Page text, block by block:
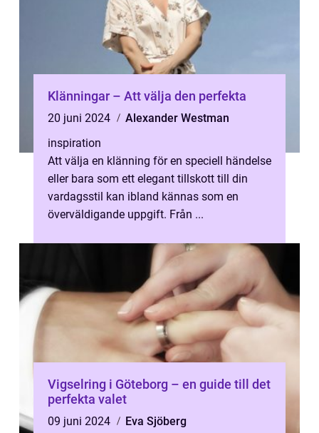
Klänningar – Att välja den perfekta
20 juni 2024
Alexander Westman
inspiration
Att välja en klänning för en speciell händelse
eller bara som ett elegant tillskott till din
vardagsstil kan ibland kännas som en
överväldigande uppgift. Från ...
Vigselring i Göteborg – en guide till det
perfekta valet
09 juni 2024
Eva Sjöberg